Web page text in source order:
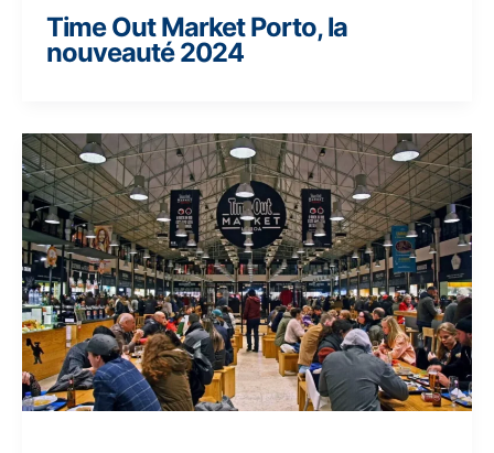
Time Out Market Porto, la
nouveauté 2024